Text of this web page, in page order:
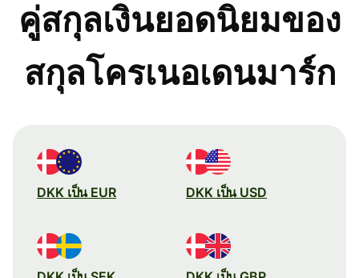
คู่สกุลเงินยอดนิยมของ
สกุลโครเนอเดนมาร์ก
DKK เป็น EUR DKK เป็น USD